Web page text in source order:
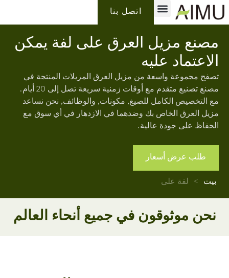
اتصل بنا
مصنع مزيل العرق على لفة يمكن
الاعتماد عليه
تصفح مجموعة واسعة من مزيل العرق المزيلات المنتجة في
مصنع تصنيع متقدم مع أوقات زمنية سريعة تصل إلى 20 أيام.
مع التخصيص الكامل للصيغ, مكونات, والوظائف, نحن نساعد
مزيل العرق الخاص بك وضدهما في الازدهار في أي سوق مع
الحفاظ على جودة عالية.
طلب عرض أسعار
بيت > لفة على
نحن موثوقون في جميع أنحاء العالم